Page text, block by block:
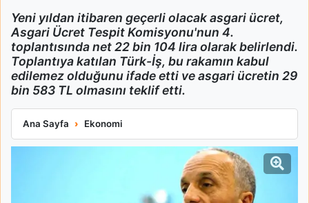
Yeni yıldan itibaren geçerli olacak asgari ücret,
Asgari Ücret Tespit Komisyonu'nun 4.
toplantısında net 22 bin 104 lira olarak belirlendi.
Toplantıya katılan Türk-İş, bu rakamın kabul
edilemez olduğunu ifade etti ve asgari ücretin 29
bin 583 TL olmasını teklif etti.
Ana Sayfa Ekonomi
Türk-İş'ten asgari ücrete sert tepki: 22 bin 104 lira kabul